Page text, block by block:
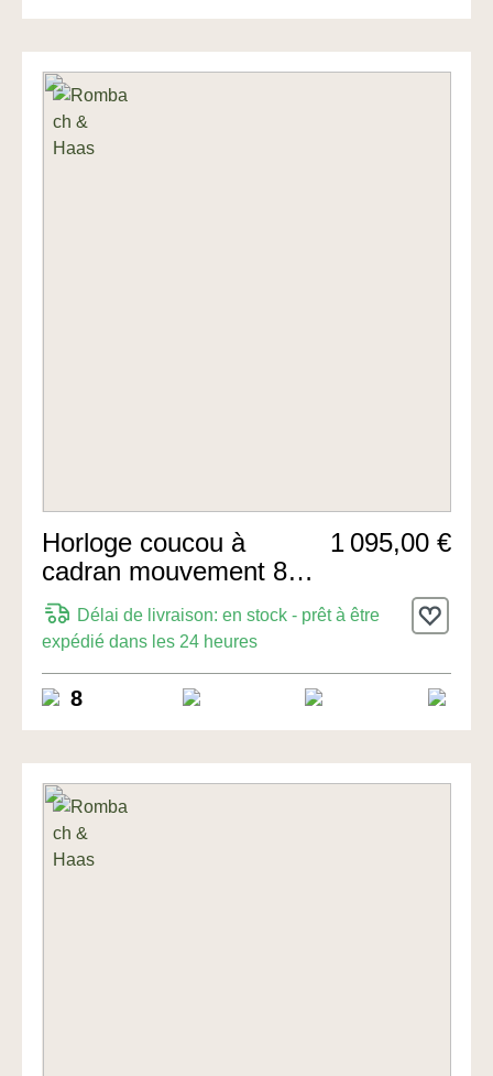
Horloge coucou à
cadran mouvement 8
jours 26cm de
Rombach & Haas
1 095,00 €
Délai de livraison: en stock - prêt à être
expédié dans les 24 heures
8